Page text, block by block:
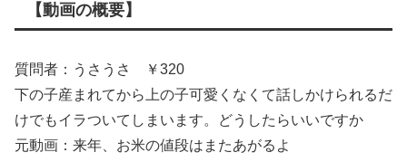
【動画の概要】
質問者：うさうさ ￥320
下の子産まれてから上の子可愛くなくて話しかけられるだ
けでもイラついてしまいます。どうしたらいいですか
元動画：来年、お米の値段はまたあがるよ